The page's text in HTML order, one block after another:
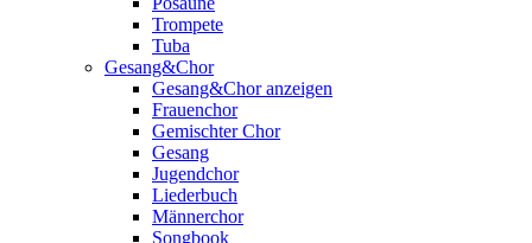
Trompete
Tuba
Gesang&Chor
Gesang&Chor anzeigen
Frauenchor
Gemischter Chor
Gesang
Jugendchor
Liederbuch
Männerchor
Songbook